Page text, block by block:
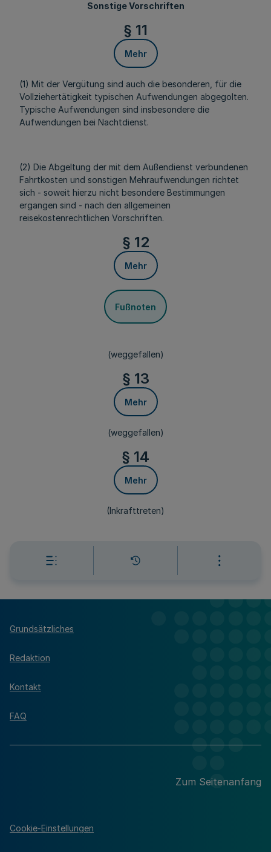
Sonstige Vorschriften
§ 11
Mehr
(1) Mit der Vergütung sind auch die besonderen, für die
Vollziehertätigkeit typischen Aufwendungen abgegolten.
Typische Aufwendungen sind insbesondere die
Aufwendungen bei Nachtdienst.
(2) Die Abgeltung der mit dem Außendienst verbundenen
Fahrtkosten und sonstigen Mehraufwendungen richtet
sich - soweit hierzu nicht besondere Bestimmungen
ergangen sind - nach den allgemeinen
reisekostenrechtlichen Vorschriften.
§ 12
Mehr
Fußnoten
(weggefallen)
§ 13
Mehr
(weggefallen)
§ 14
Mehr
(Inkrafttreten)
Grundsätzliches
Redaktion
Kontakt
FAQ
Zum Seitenanfang
Cookie-Einstellungen